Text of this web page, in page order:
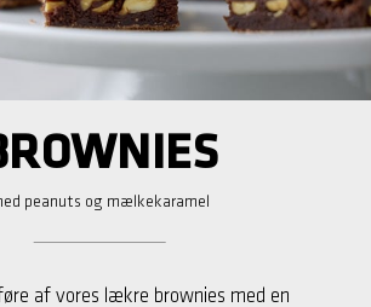
peanuts og mælkekaramel
af vores lækre brownies med en